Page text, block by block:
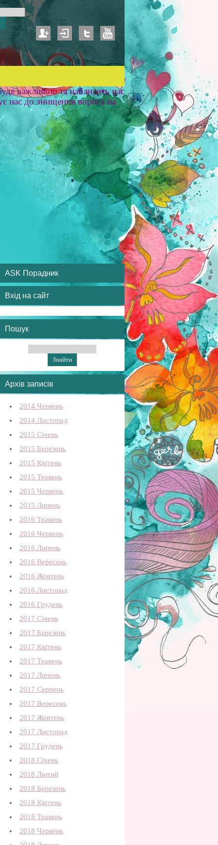
важливою та наблизить нас
нас до знищення ворога на
ASK Порадник
Вхід на сайт
Пошук
Архів записів
2014 Червень
2014 Листопад
2015 Січень
2015 Березень
2015 Квітень
2015 Травень
2015 Червень
2015 Липень
2016 Травень
2016 Червень
2016 Липень
2016 Вересень
2016 Жовтень
2016 Листопад
2016 Грудень
2017 Січень
2017 Березень
2017 Квітень
2017 Травень
2017 Липень
2017 Серпень
2017 Вересень
2017 Жовтень
2017 Листопад
2017 Грудень
2018 Січень
2018 Лютий
2018 Березень
2018 Квітень
2018 Травень
2018 Червень